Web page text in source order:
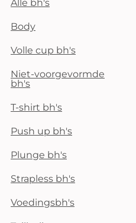
Alle bh's
Body
Volle cup bh's
Niet-voorgevormde
bh's
T-shirt bh's
Push up bh's
Plunge bh's
Strapless bh's
Voedingsbh's